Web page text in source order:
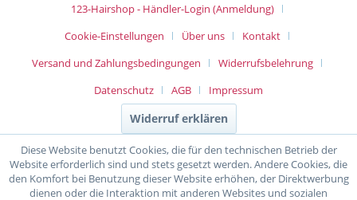
123-Hairshop - Händler-Login (Anmeldung)
Cookie-Einstellungen
Über uns
Kontakt
Versand und Zahlungsbedingungen
Widerrufsbelehrung
Datenschutz
AGB Impressum
Widerruf erklären
Diese Website benutzt Cookies, die für den technischen Betrieb der
Website erforderlich sind und stets gesetzt werden. Andere Cookies, die
den Komfort bei Benutzung dieser Website erhöhen, der Direktwerbung
dienen oder die Interaktion mit anderen Websites und sozialen